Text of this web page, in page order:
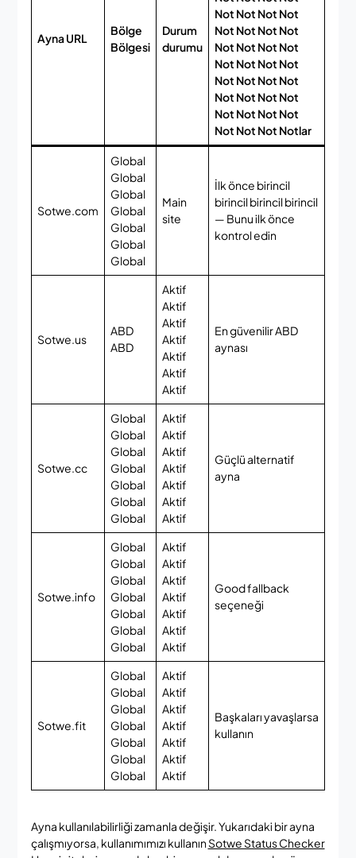
Ayna URL
Bölge
Bölgesi
Durum
durumu
Not Not Not Not
Not Not Not Not
Not Not Not Not
Not Not Not Not
Not Not Not Not
Not Not Not Not
Not Not Not Not
Not Not Not Notlar
Sotwe.com
Global
Global
Global
Global
Global
Global
Global
Main
site
İlk önce birincil
birincil birincil birincil
— Bunu ilk önce
kontrol edin
Sotwe.us
ABD
ABD
Aktif
Aktif
Aktif
Aktif
Aktif
Aktif
Aktif
En güvenilir ABD
aynası
Sotwe.cc
Global
Global
Global
Global
Global
Global
Global
Aktif
Aktif
Aktif
Aktif
Aktif
Aktif
Aktif
Güçlü alternatif
ayna
Sotwe.info
Global
Global
Global
Global
Global
Global
Global
Aktif
Aktif
Aktif
Aktif
Aktif
Aktif
Aktif
Good fallback
seçeneği
Sotwe.fit
Global
Global
Global
Global
Global
Global
Global
Aktif
Aktif
Aktif
Aktif
Aktif
Aktif
Aktif
Başkaları yavaşlarsa
kullanın
Ayna kullanılabilirliği zamanla değişir. Yukarıdaki bir ayna
çalışmıyorsa, kullanımımızı kullanınSotwe Status Checker